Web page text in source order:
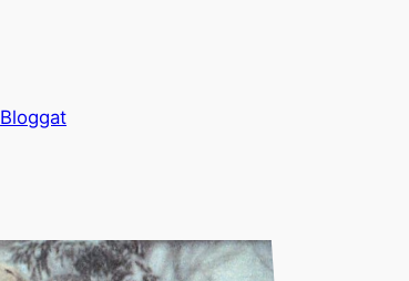
Bloggat